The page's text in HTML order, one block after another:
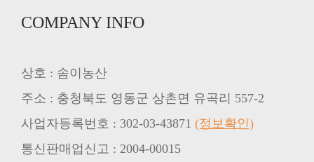
COMPANY INFO
상호 : 솜이농산
주소 : 충청북도 영동군 상촌면 유곡리 557-2
사업자등록번호 : 302-03-43871 (정보확인)
통신판매업신고 : 2004-00015